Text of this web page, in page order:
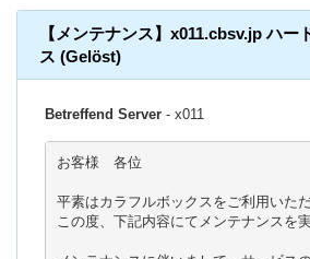
【メンテナンス】x011.cbsv.jp ハー
ス (Gelöst)
Betreffend Server - x011
お客様　各位
平素はカラフルボックスをご利用いた
この度、下記内容にてメンテナンスを